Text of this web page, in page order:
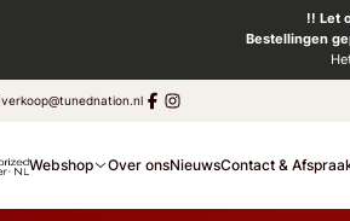
!! Let
Bestellingen
verkoop@tunednation.nl
Webshop Over onsNieuwsContact &